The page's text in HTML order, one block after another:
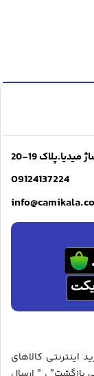
19-20
09124137224
اینترنتی کالاهای